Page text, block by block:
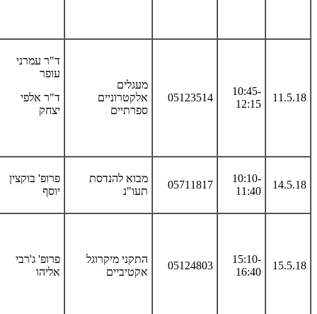
11.5.18
10:45-
12:15
05123514
מעגלים
אלקטרוניים
ספרתיים
ד"ר עמרני
עופר
ד"ר אלפי
יצחק
14.5.18
10:10-
11:40
05711817
מבוא להנדסת
תעו"נ
פרופ' בוקצין
יוסף
15.5.18
15:10-
16:40
05124803
התקני מיקרוגל
אקטיביים
פרופ' ג'רבי
אליהו